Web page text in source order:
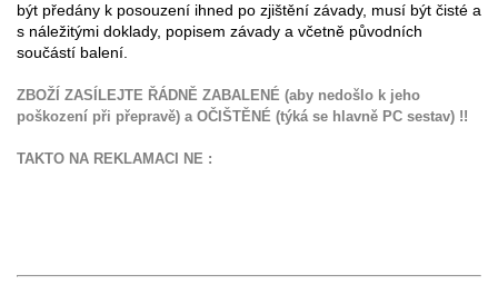
být předány k posouzení ihned po zjištění závady, musí být čisté a
s náležitými doklady, popisem závady a včetně původních
součástí balení.
ZBOŽÍ ZASÍLEJTE ŘÁDNĚ ZABALENÉ (aby nedošlo k jeho
poškození při přepravě) a OČIŠTĚNÉ (týká se hlavně PC sestav) !!
TAKTO NA REKLAMACI NE :